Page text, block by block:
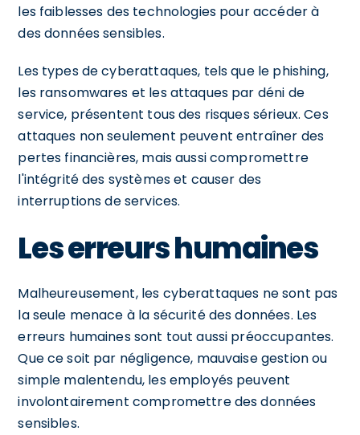
les faiblesses des technologies pour accéder à
des données sensibles.
Les types de cyberattaques, tels que le phishing,
les ransomwares et les attaques par déni de
service, présentent tous des risques sérieux. Ces
attaques non seulement peuvent entraîner des
pertes financières, mais aussi compromettre
l'intégrité des systèmes et causer des
interruptions de services.
Les erreurs humaines
Malheureusement, les cyberattaques ne sont pas
la seule menace à la sécurité des données. Les
erreurs humaines sont tout aussi préoccupantes.
Que ce soit par négligence, mauvaise gestion ou
simple malentendu, les employés peuvent
involontairement compromettre des données
sensibles.